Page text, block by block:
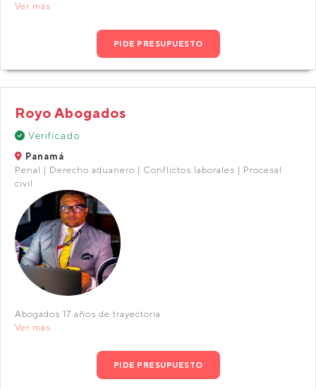
Ver más
PIDE PRESUPUESTO
Royo Abogados
Verificado
Panamá
Penal | Derecho aduanero | Conflictos laborales | Procesal
civil
Abogados 17 años de trayectoria
Ver más
PIDE PRESUPUESTO